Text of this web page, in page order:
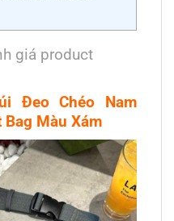
giá product
Đeo Chéo Nam
Bag Màu Xám